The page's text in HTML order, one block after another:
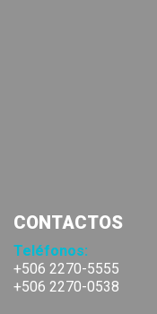
CONTACTOS
Teléfonos:
+506 2270-5555
+506 2270-0538